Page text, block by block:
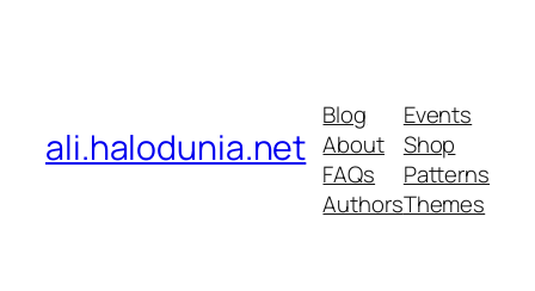
ali.halodunia.net
Blog
About
FAQs
Authors
Events
Shop
Patterns
Themes